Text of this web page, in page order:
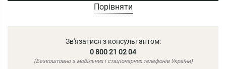
Порівняти
Зв'язатися з консультантом:
0 800 21 02 04
(Безкоштовно з мобільних і стаціонарних телефонів України)